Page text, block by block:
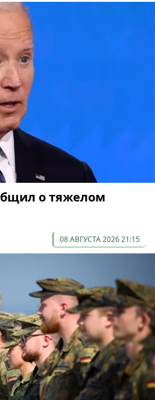
о тяжелом
08 АВГУСТА 2026 21:15